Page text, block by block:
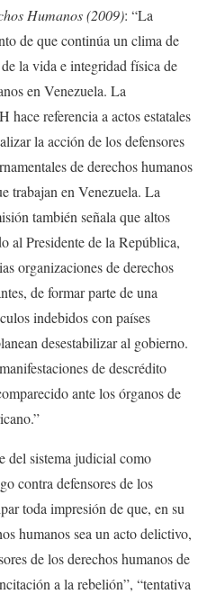
Humanos (2009): “La
de que continúa un clima de
la vida e integridad física de
en Venezuela. La
referencia a actos estatales
la acción de los defensores
de derechos humanos
trabajan en Venezuela. La
también señala que altos
al Presidente de la República,
organizaciones de derechos
de formar parte de una
indebidos con países
desestabilizar al gobierno.
de descrédito
ante los órganos de
del sistema judicial como
contra defensores de los
toda impresión de que, en su
humanos sea un acto delictivo,
de los derechos humanos de
a la rebelión”, “tentativa